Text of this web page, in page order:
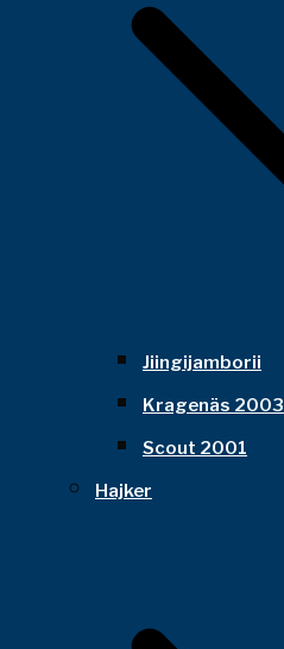
Jiingijamborii
Kragenäs 2003
Scout 2001
Hajker